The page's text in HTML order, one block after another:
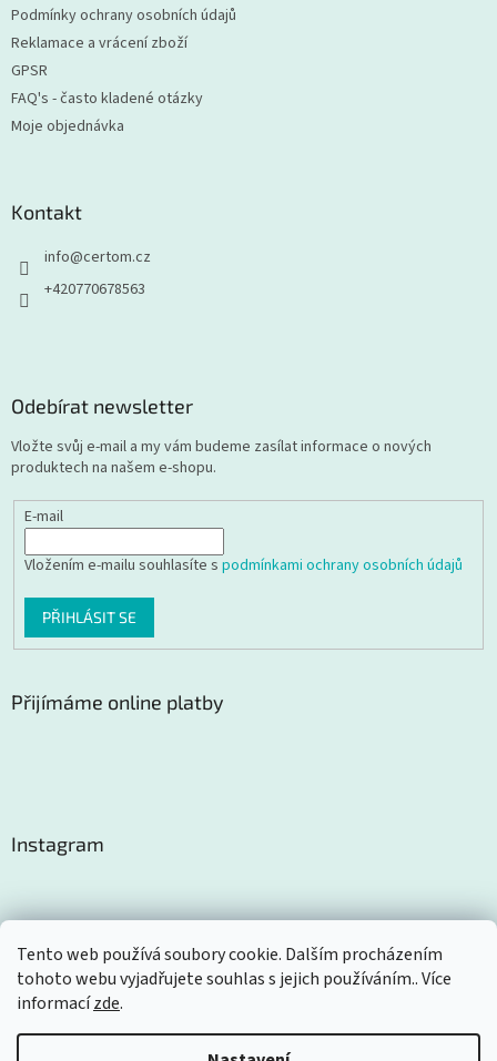
Tento web používá soubory cookie. Dalším procházením
tohoto webu vyjadřujete souhlas s jejich používáním.. Více
informacízde.
Podmínky ochrany osobních údajů
Reklamace a vrácení zboží
GPSR
FAQ's - často kladené otázky
Moje objednávka
Kontakt
info@certom.cz
+420770678563
Odebírat newsletter
Vložte svůj e-mail a my vám budeme zasílat informace o nových
produktech na našem e-shopu.
E-mail
Vložením e-mailu souhlasíte s podmínkami ochrany osobních údajů
PŘIHLÁSIT SE
Přijímáme online platby
Instagram
Sledovat na Instagramu